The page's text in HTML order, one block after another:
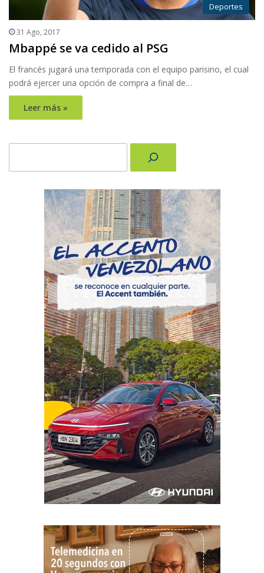
Deportes
31 Ago, 2017
Mbappé se va cedido al PSG
El francés jugará una temporada con el equipo parisino, el cual
podrá ejercer una opción de compra a final de…
Leer más »